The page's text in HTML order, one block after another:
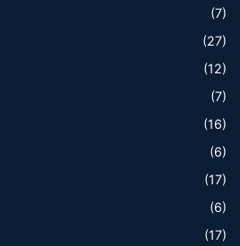
(7)
(27)
(12)
(7)
(16)
(6)
(17)
(6)
(17)